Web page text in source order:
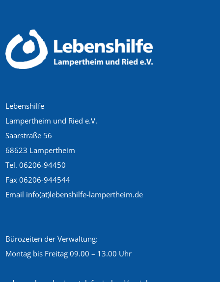
Lebenshilfe
Lampertheim und Ried e.V.
Saarstraße 56
68623 Lampertheim
Tel. 06206-94450
Fax 06206-944544
Email info(at)lebenshilfe-lampertheim.de
Bürozeiten der Verwaltung:
Montag bis Freitag 09.00 – 13.00 Uhr